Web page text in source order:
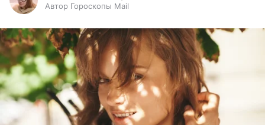
Автор Гороскопы Mail